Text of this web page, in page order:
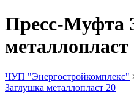
Пресс-Муфта
металлопласт
ЧУП "Энергостройкомплекс"
Заглушка металлопласт 20